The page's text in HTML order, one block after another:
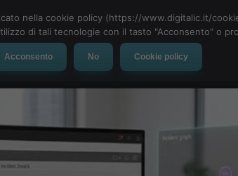
Network App Automotive Tech-News
nella cookie policy (https://www.digitalic.it/
di tali tecnologie con il tasto "Acconsento" o
Acconsento No Cookie policy